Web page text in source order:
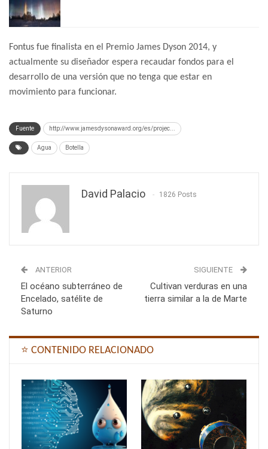
Fontus fue finalista en el Premio James Dyson 2014, y
actualmente su diseñador espera recaudar fondos para el
desarrollo de una versión que no tenga que estar en
movimiento para funcionar.
Fuente http://www.jamesdysonaward.org/es/projec...
Agua Botella
David Palacio 1826 Posts
ANTERIOR
El océano subterráneo de
Encelado, satélite de
Saturno
SIGUIENTE
Cultivan verduras en una
tierra similar a la de Marte
⭐ CONTENIDO RELACIONADO